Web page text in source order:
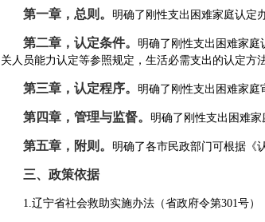
第一章，总则。 明确了刚性支出困难家庭认定
第二章，认定条件。
明确了刚性支出困难家庭
关人员能力认定等参照规定，生活必需支出的认定方法
第三章，认定程序。 明确了刚性支出困难家庭
第四章，管理与监督。 明确了刚性支出困难家
第五章，附则。 明确了各市民政部门可根据《
三、政策依据
1.辽宁省社会救助实施办法（省政府令第301号）